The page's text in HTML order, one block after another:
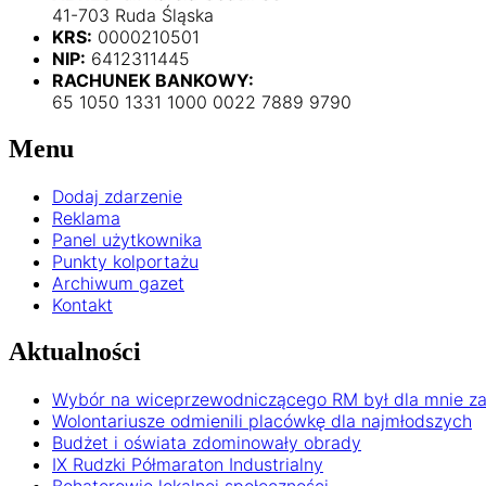
41-703 Ruda Śląska
KRS: 0000210501
NIP: 6412311445
RACHUNEK BANKOWY:
65 1050 1331 1000 0022 7889 9790
Menu
Dodaj zdarzenie
Reklama
Panel użytkownika
Punkty kolportażu
Archiwum gazet
Kontakt
Aktualności
Wybór na wiceprzewodniczącego RM był dla mnie
Wolontariusze odmienili placówkę dla najmłodszych
Budżet i oświata zdominowały obrady
IX Rudzki Półmaraton Industrialny